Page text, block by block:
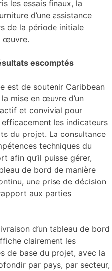
les essais finaux, la
d’une assistance
de la période initiale
œuvre.
escomptés
est de soutenir Caribbean
mise en œuvre d’un
et convivial pour
les indicateurs
du projet. La consultance
techniques du
afin qu’il puisse gérer,
de bord de manière
une prise de décision
aux parties
d’un tableau de bord
clairement les
de base du projet, avec la
par pays, par secteur,